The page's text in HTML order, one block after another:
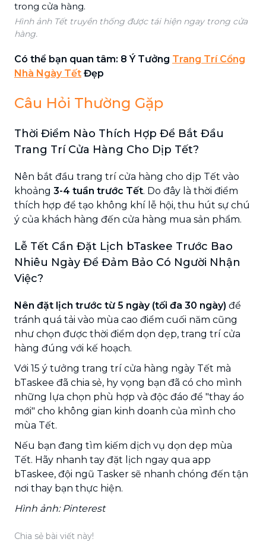
Hình ảnh Tết truyền thống được tái hiện ngay trong cửa
hàng.
Có thể bạn quan tâm: 8 Ý Tưởng Trang Trí Cổng
Nhà Ngày Tết Đẹp
Câu Hỏi Thường Gặp
Thời Điểm Nào Thích Hợp Để Bắt Đầu
Trang Trí Cửa Hàng Cho Dịp Tết?
Nên bắt đầu trang trí cửa hàng cho dịp Tết vào
khoảng 3-4 tuần trước Tết. Do đây là thời điểm
thích hợp để tạo không khí lễ hội, thu hút sự chú
ý của khách hàng đến cửa hàng mua sản phẩm.
Lễ Tết Cần Đặt Lịch bTaskee Trước Bao
Nhiêu Ngày Để Đảm Bảo Có Người Nhận
Việc?
Nên đặt lịch trước từ 5 ngày (tối đa 30 ngày) để
tránh quá tải vào mùa cao điểm cuối năm cũng
như chọn được thời điểm dọn dẹp, trang trí cửa
hàng đúng với kế hoạch.
Với 15 ý tưởng trang trí cửa hàng ngày Tết mà
bTaskee đã chia sẻ, hy vọng bạn đã có cho mình
những lựa chọn phù hợp và độc đáo để "thay áo
mới" cho không gian kinh doanh của mình cho
mùa Tết.
Nếu bạn đang tìm kiếm dịch vụ dọn dẹp mùa
Tết. Hãy nhanh tay đặt lịch ngay qua app
bTaskee, đội ngũ Tasker sẽ nhanh chóng đến tận
nơi thay bạn thực hiện.
Hình ảnh: Pinterest
Chia sẻ bài viết này!